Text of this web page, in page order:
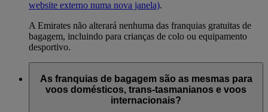
website externo numa nova janela).
A Emirates não alterará nenhuma das franquias gratuitas de
bagagem, incluindo para crianças de colo ou equipamento
desportivo.
As franquias de bagagem são as mesmas para
voos domésticos, trans-tasmanianos e voos
internacionais?